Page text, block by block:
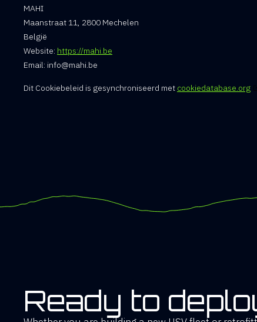
MAHI
Maanstraat 11, 2800 Mechelen
België
Website: https://mahi.be
Email: info@mahi.be
Dit Cookiebeleid is gesynchroniseerd met cookiedatabase.org
Ready to